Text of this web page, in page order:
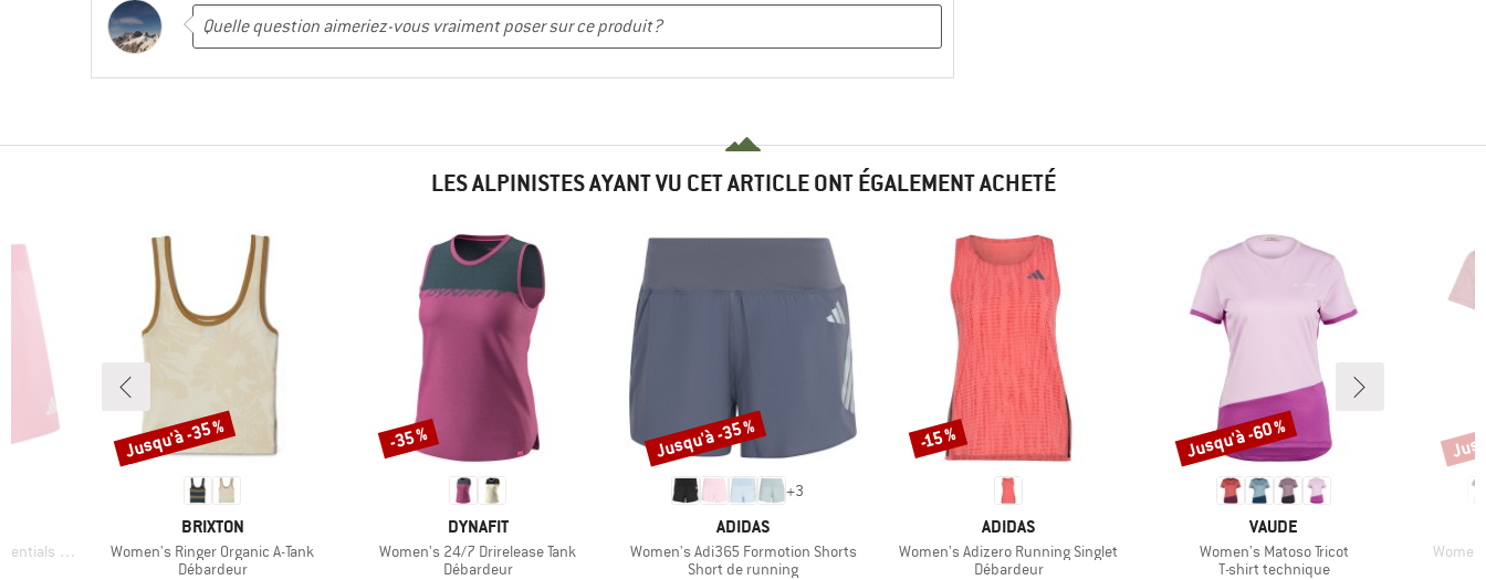
LES ALPINISTES AYANT VU CET ARTICLE ONT ÉGALEMENT ACHETÉ
Shorts
MARQUE
BRIXTON
Article
Women's Ringer Organic A-Tank
Product group
Débardeur
Remise
Jusqu'à -35 %
MARQUE
DYNAFIT
Article
Women's 24/7 Drirelease Tank
Product group
Débardeur
Remise
-35 %
+3
MARQUE
ADIDAS
Article
Women's Adi365 Formotion Shorts
Product group
Short de running
Remise
Jusqu'à -35 %
MARQUE
ADIDAS
Article
Women's Adizero Running Singlet
Product group
Débardeur
Remise
-15 %
MARQUE
VAUDE
Article
Women's Matoso Tricot
Product group
T-shirt technique
Remise
Jusqu'à -60 %
Article